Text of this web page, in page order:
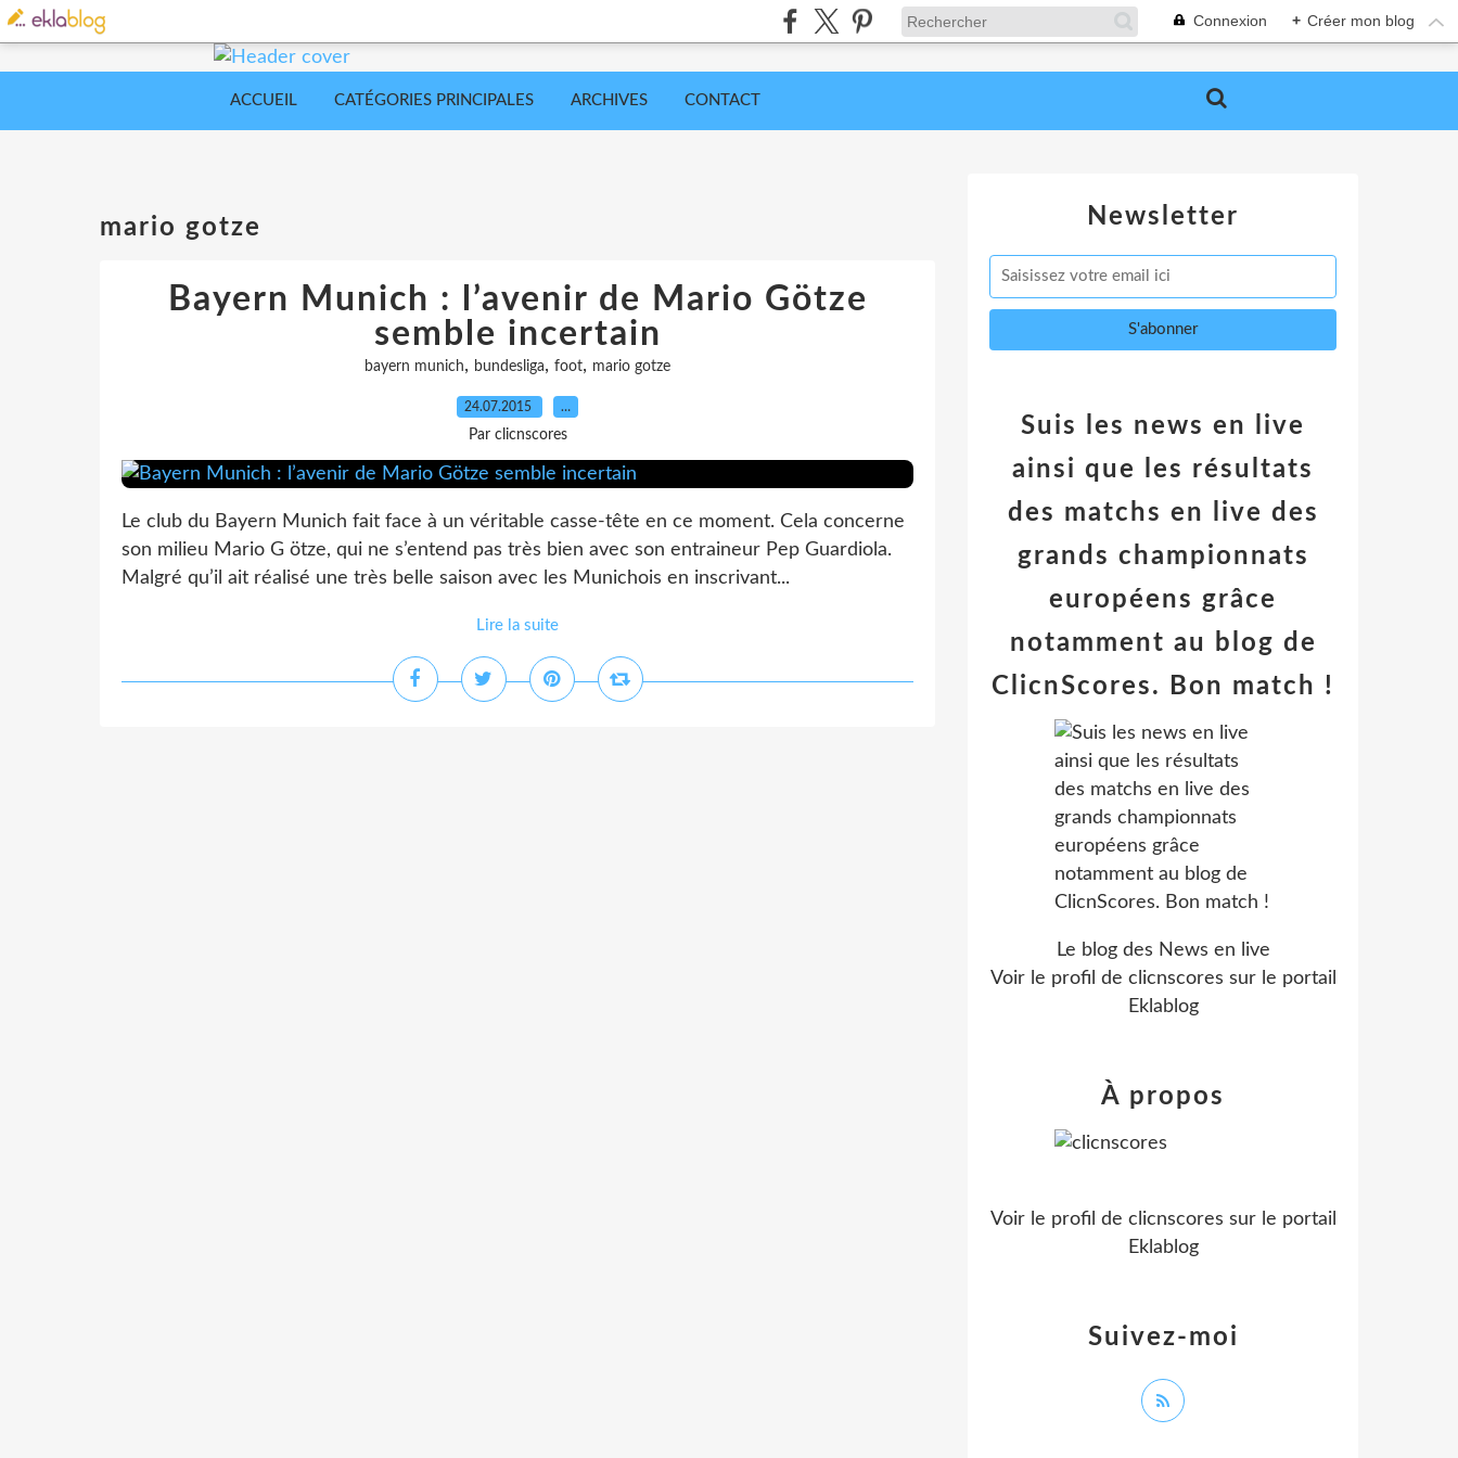
Connexion + Créer mon blog
ACCUEIL CATÉGORIES PRINCIPALES ARCHIVES CONTACT
mario gotze
Bayern Munich : l’avenir de Mario Götze
semble incertain
bayern munich, bundesliga, foot, mario gotze
24.07.2015 …
Par clicnscores
Le club du Bayern Munich fait face à un véritable casse-tête en ce moment. Cela concerne
son milieu Mario G ötze, qui ne s’entend pas très bien avec son entraineur Pep Guardiola.
Malgré qu’il ait réalisé une très belle saison avec les Munichois en inscrivant...
Lire la suite
Newsletter
Suis les news en live
ainsi que les résultats
des matchs en live des
grands championnats
européens grâce
notamment au blog de
ClicnScores. Bon match !
Le blog des News en live
Voir le profil de clicnscores sur le portail
Eklablog
Suivez-moi
À propos
Voir le profil de clicnscores sur le portail
Eklablog